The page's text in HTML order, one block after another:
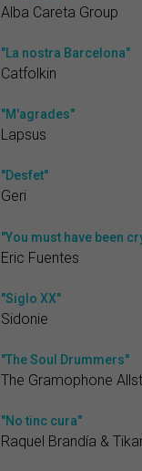
Alba Careta Group
"La nostra Barcelona"
Catfolkin
"M'agrades"
Lapsus
"Desfet"
Geri
"You must have been
Eric Fuentes
"Siglo XX"
Sidonie
"The Soul Drummers"
The Gramophone
"No tinc cura"
Raquel Brandía &